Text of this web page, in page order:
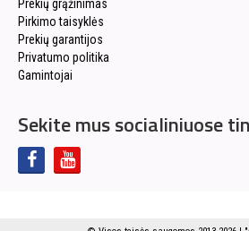
Prekių grąžinimas
Pirkimo taisyklės
Prekių garantijos
Privatumo politika
Gamintojai
Sekite mus socialiniuose